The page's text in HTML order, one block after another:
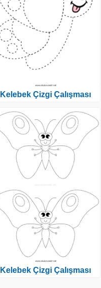
Kelebek Çizgi Çalışması
Kelebek Çizgi Çalışması